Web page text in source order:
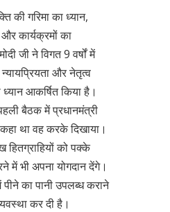
की गरिमा का ध्यान,
कार्यक्रमों का
जी ने विगत 9 वर्षों में
और नेतृत्व
आकर्षित किया है।
बैठक में प्रधानमंत्री
था वह करके दिखाया।
हितग्राहियों को पक्के
में भी अपना योगदान देंगे।
का पानी उपलब्ध कराने
कर दी है।